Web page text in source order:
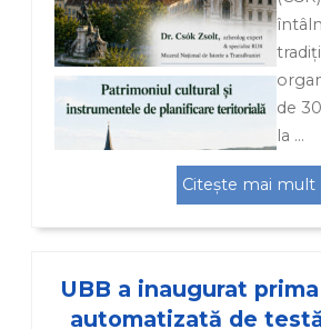
de
la …
Citește mai mult
UBB a inaugurat
automatizată de